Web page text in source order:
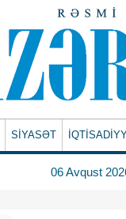
SİYASƏT
06 Avqust